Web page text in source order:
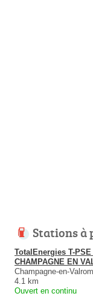
Stations à
TotalEnergies T-PSE
CHAMPAGNE EN
Champagne-en-
4.1 km
Ouvert en continu